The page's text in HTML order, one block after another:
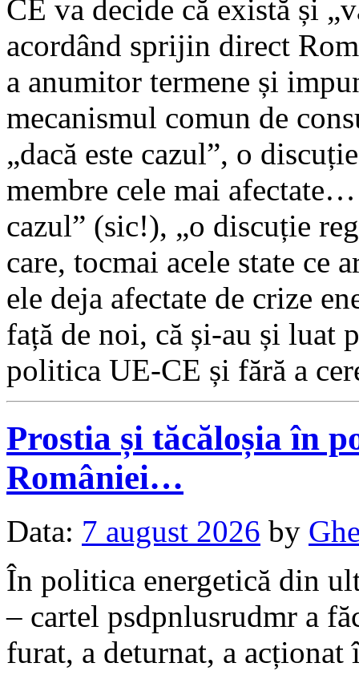
CE va decide că există și
acordând sprijin direct
a anumitor termene și
mecanismul comun de
„dacă este cazul”, o
membre cele mai afectate…
cazul” (sic!), „o discuție
care, tocmai acele state ce
ele deja afectate de crize
față de noi, că și-au și
politica UE-CE și fără a
Prostia și tăcăloșia în
României…
Data: 7 august 2026 by
În politica energetică din
– cartel psdpnlusrudmr a
furat, a deturnat, a